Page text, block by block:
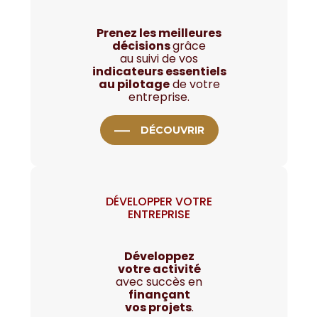
Prenez les meilleures
décisionsgrâce
au suivi de vos
indicateurs essentiels
au pilotagede votre
entreprise.
DÉCOUVRIR
DÉVELOPPER VOTRE
ENTREPRISE
Développez
votre activité
avec succès en
finançant
vos projets.